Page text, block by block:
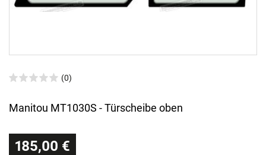
(0)
Manitou MT1030S - Türscheibe oben
185,00 €